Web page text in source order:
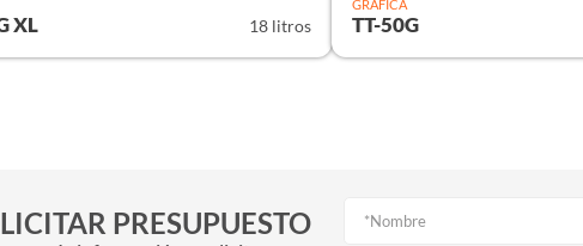
XL 18 litros
GRÁFICA
TT-50G
PRESUPUESTO